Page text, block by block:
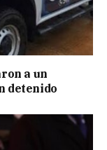
a un
detenido